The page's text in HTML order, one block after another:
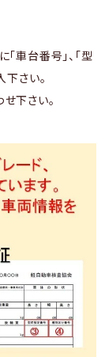
車台番号」、「型
下さい。
下さい。